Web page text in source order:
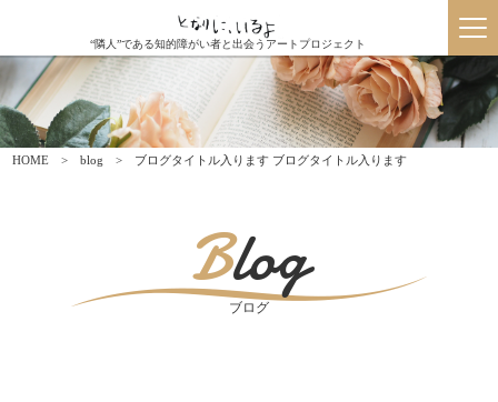
“隣人”である知的障がい者と出会うアートプロジェクト
HOME blog ブログタイトル入ります ブログタイトル入ります
Blog
ブログ